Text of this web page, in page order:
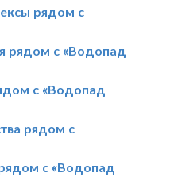
рядом с
рядом с «Водопад
с «Водопад
рядом с
с «Водопад